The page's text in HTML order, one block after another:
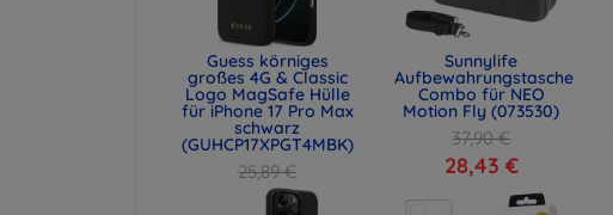
Guess körniges
großes 4G & Classic
Logo MagSafe Hülle
für iPhone 17 Pro Max
schwarz
(GUHCP17XPGT4MBK)
25,89 €
19,42 €
Sunnylife
Aufbewahrungstasche
Combo für NEO
Motion Fly (073530)
37,90 €
28,43 €